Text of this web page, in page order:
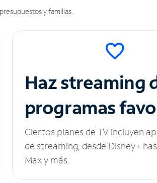
y familias.
Haz streaming
programas
Ciertos planes de TV incluyen
de streaming, desde Disney+
Max y más.